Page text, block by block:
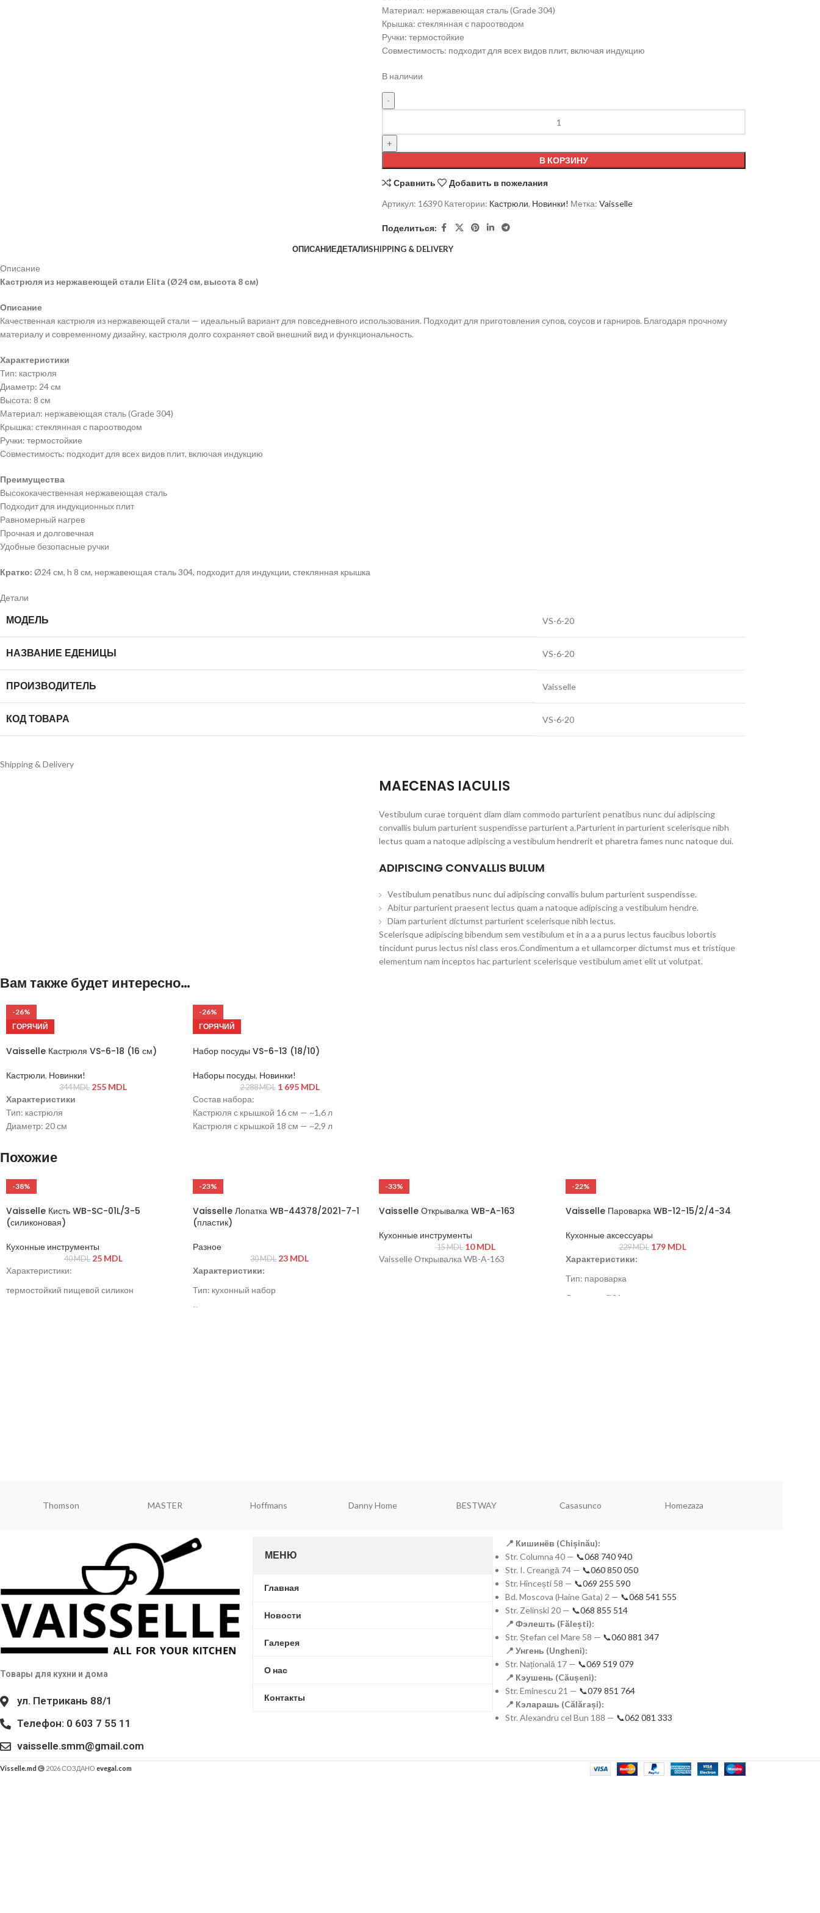
Материал: нержавеющая сталь (Grade 304)
Крышка: стеклянная с пароотводом
Ручки: термостойкие
Совместимость: подходит для всех видов плит, включая индукцию
В наличии
В КОРЗИНУ
Сравнить
Добавить в пожелания
Артикул: 16390 Категории: Кастрюли, Новинки! Метка: Vaisselle
Поделиться:
ОПИСАНИЕДЕТАЛИSHIPPING & DELIVERY
Описание
Кастрюля из нержавеющей стали Elita (Ø24 см, высота 8 см)
Описание
Качественная кастрюля из нержавеющей стали — идеальный вариант для повседневного использования. Подходит для приготовления супов, соусов и гарниров. Благодаря прочному
материалу и современному дизайну, кастрюля долго сохраняет свой внешний вид и функциональность.
Характеристики
Тип: кастрюля
Диаметр: 24 см
Высота: 8 см
Материал: нержавеющая сталь (Grade 304)
Крышка: стеклянная с пароотводом
Ручки: термостойкие
Совместимость: подходит для всех видов плит, включая индукцию
Преимущества
Высококачественная нержавеющая сталь
Подходит для индукционных плит
Равномерный нагрев
Прочная и долговечная
Удобные безопасные ручки
Кратко: Ø24 см, h 8 см, нержавеющая сталь 304, подходит для индукции, стеклянная крышка
Детали
МОДЕЛЬ VS-6-20
НАЗВАНИЕ ЕДЕНИЦЫ VS-6-20
ПРОИЗВОДИТЕЛЬ Vaisselle
КОД ТОВАРА VS-6-20
Shipping & Delivery
MAECENAS IACULIS
Vestibulum curae torquent diam diam commodo parturient penatibus nunc dui adipiscing
convallis bulum parturient suspendisse parturient a.Parturient in parturient scelerisque nibh
lectus quam a natoque adipiscing a vestibulum hendrerit et pharetra fames nunc natoque dui.
ADIPISCING CONVALLIS BULUM
Vestibulum penatibus nunc dui adipiscing convallis bulum parturient suspendisse.
Abitur parturient praesent lectus quam a natoque adipiscing a vestibulum hendre.
Diam parturient dictumst parturient scelerisque nibh lectus.
Scelerisque adipiscing bibendum sem vestibulum et in a a a purus lectus faucibus lobortis
tincidunt purus lectus nisl class eros.Condimentum a et ullamcorper dictumst mus et tristique
elementum nam inceptos hac parturient scelerisque vestibulum amet elit ut volutpat.
Вам также будет интересно…
-26%
ГОРЯЧИЙ
Vaisselle Кастрюля VS-6-18 (16 см)
Кастрюли, Новинки!
344MDL 255 MDL
Характеристики
Тип: кастрюля
Диаметр: 20 см
Крышка: стеклянная с пароотводом
-26%
ГОРЯЧИЙ
Набор посуды VS-6-13 (18/10)
Наборы посуды, Новинки!
2 288MDL 1 695 MDL
Состав набора:
Кастрюля с крышкой 16 см — ~1,6 л
Кастрюля с крышкой 18 см — ~2,9 л
Сковорода с крышкой 24 см
Чайник ~2,5 л
Похожие
-38%
Vaisselle Кисть WB-SC-01L/3-5
(силиконовая)
Кухонные инструменты
40MDL 25 MDL
Характеристики:
термостойкий пищевой силикон
-23%
Vaisselle Лопатка WB-44378/2021-7-1
(пластик)
Разное
30MDL 23 MDL
Характеристики:
Тип: кухонный набор
Комплектация: лопатка, щипцы
-33%
Vaisselle Открывалка WB-A-163
Кухонные инструменты
15MDL 10MDL
Vaisselle Открывалка WB-A-163
-22%
Vaisselle Пароварка WB-12-15/2/4-34
Кухонные аксессуары
229MDL 179 MDL
Характеристики:
Тип: пароварка
Диаметр: Ø21 см
Redmond ViaPot Rondell Falez Brart Dannyhome Vaisselle
Товары для кухни и дома
ул. Петрикань 88/1
Телефон: 0 603 7 55 11
vaisselle.smm@gmail.com
МЕНЮ
Главная
Новости
Галерея
О нас
Контакты
📍 Кишинёв (Chișinău):
Str. Columna 40 — 📞068 740 940
Str. I. Creangă 74 — 📞060 850 050
Str. Hîncești 58 — 📞069 255 590
Bd. Moscova (Haine Gata) 2 — 📞068 541 555
Str. Zelinski 20 — 📞068 855 514
📍 Фэлешть (Fălești):
Str. Ștefan cel Mare 58 — 📞060 881 347
📍 Унгень (Ungheni):
Str. Națională 17 — 📞069 519 079
📍 Кэушень (Căușeni):
Str. Eminescu 21 — 📞079 851 764
📍 Кэларашь (Călărași):
Str. Alexandru cel Bun 188 — 📞062 081 333
Visselle.md 2026 СОЗДАНО evegal.com